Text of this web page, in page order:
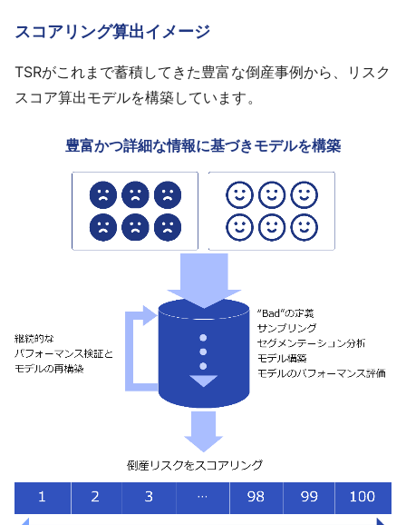
スコアリング算出イメージ
TSRがこれまで蓄積してきた豊富な倒産事例から、リスク
スコア算出モデルを構築しています。
豊富かつ詳細な情報に基づきモデルを構築